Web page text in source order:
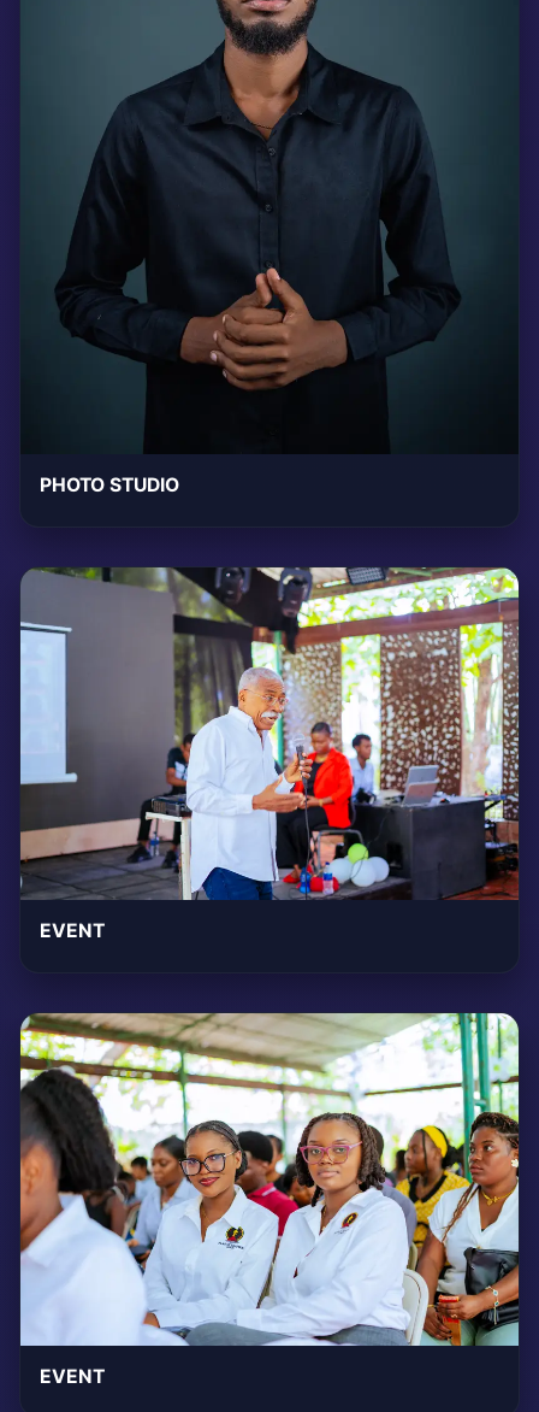
PHOTO STUDIO
EVENT
EVENT